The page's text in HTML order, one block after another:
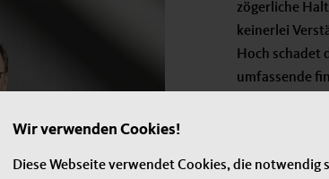
zögerliche
keinerlei
Hoch schadet
umfassende
Nach
das
Wir verwenden Cookies!
Diese Webseite verwendet Cookies, die notwendig